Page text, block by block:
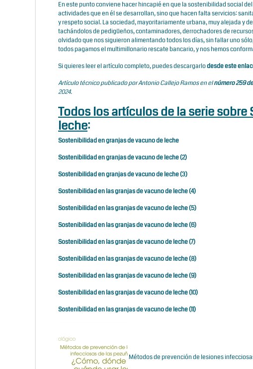
En este punto conviene hacer hincapié en que la sostenibilidad social
actividades que en él se desarrollan, sino que hacen falta servicios:
y respeto social. La sociedad, mayoritariamente urbana, muy alejada y
tachándolos de pedigüeños, contaminadores, derrochadores de
olvidado que nos siguieron alimentando todos los días, sin fallar uno
todos pagamos el multimillonario rescate bancario, y nos hemos
Si quieres leer el artículo completo, puedes descargarlodesde este
Artículo técnico publicado por Antonio Callejo Ramos en elnúmero 259
2024.
Todos los artículos de la serie
leche:
Sostenibilidad en granjas de vacuno de leche
Sostenibilidad en granjas de vacuno de leche (2)
Sostenibilidad en granjas de vacuno de leche (3)
Sostenibilidad en las granjas de vacuno de leche (4)
Sostenibilidad en las granjas de vacuno de leche (5)
Sostenibilidad en las granjas de vacuno de leche (6)
Sostenibilidad en las granjas de vacuno de leche (7)
Sostenibilidad en las granjas de vacuno de leche (8)
Sostenibilidad en las granjas de vacuno de leche (9)
Sostenibilidad en las granjas de vacuno de leche (10)
Sostenibilidad en las granjas de vacuno de leche (11)
Métodos de prevención de lesiones